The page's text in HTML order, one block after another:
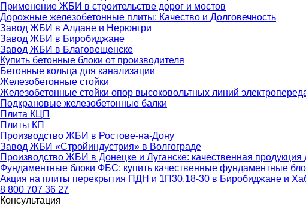
Применение ЖБИ в строительстве дорог и мостов
Дорожные железобетонные плиты: Качество и Долговечность
Завод ЖБИ в Алдане и Нерюнгри
Завод ЖБИ в Биробиджане
Завод ЖБИ в Благовещенске
Купить бетонные блоки от производителя
Бетонные кольца для канализации
Железобетонные стойки
Железобетонные стойки опор высоковольтных линий
Подкрановые железобетонные балки
Плита КЦП
Плиты КП
Производство ЖБИ в Ростове-на-Дону
Завод ЖБИ «Стройиндустрия» в Волгограде
Производство ЖБИ в Донецке и Луганске: качественная продукция
Фундаментные блоки ФБС: купить качественные фундаментные
Акция на плиты перекрытия ПДН и 1П30.18-30 в Биробиджане и
8 800 707 36 27
Консультация